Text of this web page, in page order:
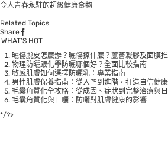
令人青春永駐的超級健康食物
Related Topics
Share
WHAT’S HOT
曬傷脫皮怎麼辦？曬傷擦什麼？蘆薈凝膠及面膜
物理防曬跟化學防曬哪個好？全面比較指南
敏感肌膚如何選擇防曬乳：專業指南
男性肌膚保養指南：從入門到進階，打造自信健
毛囊角質化全攻略：從成因、症狀到完整治療與
毛囊角質化與日曬：防曬對肌膚健康的影響
*/?>